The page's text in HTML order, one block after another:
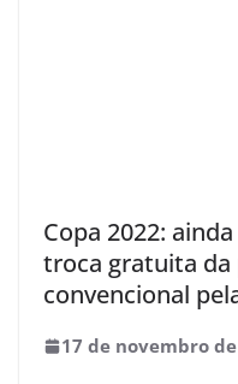
Copa 2022:
troca gratuita da
convencional
17 de novembro